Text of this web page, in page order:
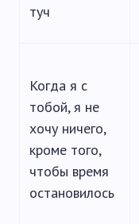
туч
Когда я с
тобой, я не
хочу ничего,
кроме того,
чтобы время
остановилось